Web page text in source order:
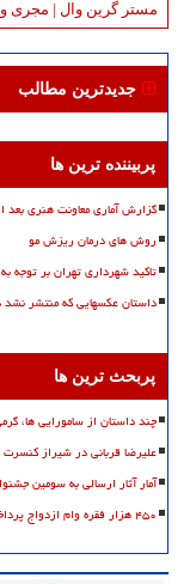
مستر گرین وال | مجری و
جدیدترین مطالب
پربیننده ترین ها
گزارش آماری معاونت هنری بعد از ترک مخاصمه
روش های درمان ریزش مو
تاکید شهرداری تهران بر توجه
داستان عکسهایی که منتشر
پربحث ترین ها
چند داستان از سامورایی ها،
علیرضا قربانی در شیراز کنسرت
آمار آثار ارسالی به سومین
۴۵۰ هزار فقره وام ازدواج پرداخت خواهد شد